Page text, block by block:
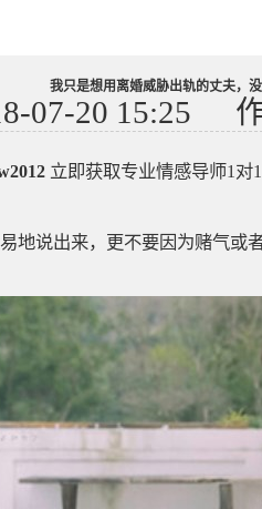
我只是想用离婚威胁出轨的丈夫，
07-20 15:25
立即获取专业情感导师1对
地说出来，更不要因为赌气